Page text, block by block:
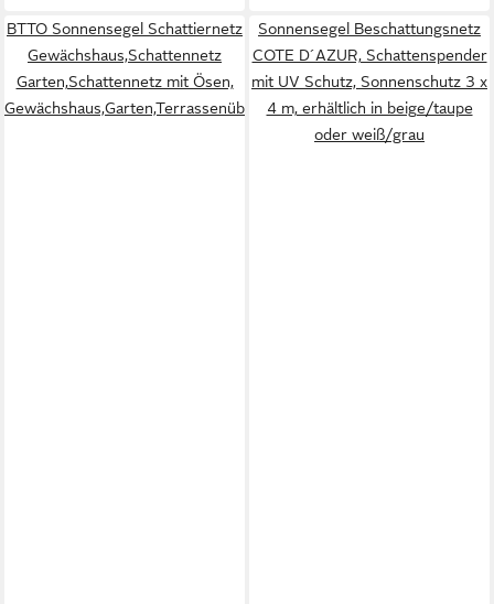
BTTO Sonnensegel Schattiernetz
Gewächshaus,Schattennetz
Garten,Schattennetz mit Ösen,
Gewächshaus,Garten,Terrassenüberdachung,Pavillon
Sonnensegel Beschattungsnetz
COTE D´AZUR, Schattenspender
mit UV Schutz, Sonnenschutz 3 x
4 m, erhältlich in beige/taupe
oder weiß/grau